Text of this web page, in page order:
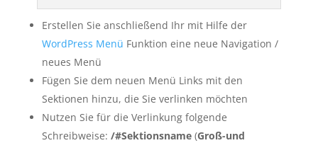
Erstellen Sie anschließend Ihr mit Hilfe der
WordPress Menü Funktion eine neue Navigation /
neues Menü
Fügen Sie dem neuen Menü Links mit den
Sektionen hinzu, die Sie verlinken möchten
Nutzen Sie für die Verlinkung folgende
Schreibweise: /#Sektionsname(Groß-und